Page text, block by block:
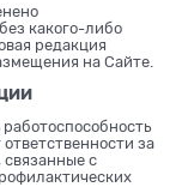
какого-либо
редакция
на Сайте.
за
с